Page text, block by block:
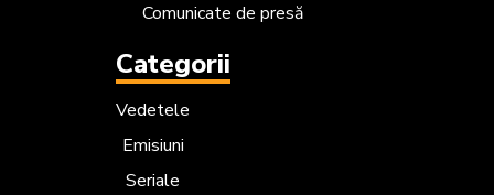
Comunicate de presă
Categorii
Vedetele
Emisiuni
Seriale